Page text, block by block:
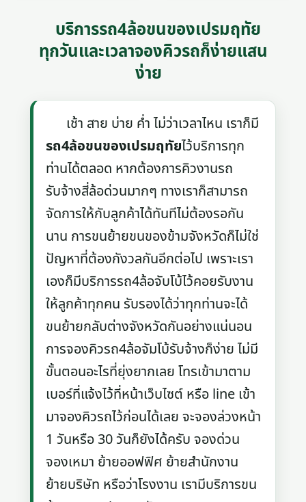
บริการรถ4ล้อขนของเปรมฤทัย
ทุกวันและเวลาจองคิวรถก็ง่ายแสน
ง่าย
เช้า สาย บ่าย ค่ำ ไม่ว่าเวลาไหน เราก็มี
รถ4ล้อขนของเปรมฤทัยไว้บริการทุก
ท่านได้ตลอด หากต้องการคิวงานรถ
รับจ้างสี่ล้อด่วนมากๆ ทางเราก็สามารถ
จัดการให้กับลูกค้าได้ทันทีไม่ต้องรอกัน
นาน การขนย้ายขนของข้ามจังหวัดก็ไม่ใช่
ปัญหาที่ต้องกังวลกันอีกต่อไป เพราะเรา
เองก็มีบริการรถ4ล้อจับโบ้ไว้คอยรับงาน
ให้ลูกค้าทุกคน รับรองได้ว่าทุกท่านจะได้
ขนย้ายกลับต่างจังหวัดกันอย่างแน่นอน
การจองคิวรถ4ล้อจัมโบ้รับจ้างก็ง่าย ไม่มี
ขั้นตอนอะไรที่ยุ่งยากเลย โทรเข้ามาตาม
เบอร์ที่แจ้งไว้ที่หน้าเว็บไซต์ หรือ line เข้า
มาจองคิวรถไว้ก่อนได้เลย จะจองล่วงหน้า
1 วันหรือ 30 วันก็ยังได้ครับ จองด่วน
จองเหมา ย้ายออฟฟิศ ย้ายสำนักงาน
ย้ายบริษัท หรือว่าโรงงาน เรามีบริการขน